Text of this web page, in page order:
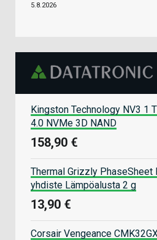
5.8.2026
Kingston Technology NV3 1
4.0 NVMe 3D NAND
158,90 €
Thermal Grizzly PhaseSheet
yhdiste Lämpöalusta 2 g
13,90 €
Corsair Vengeance